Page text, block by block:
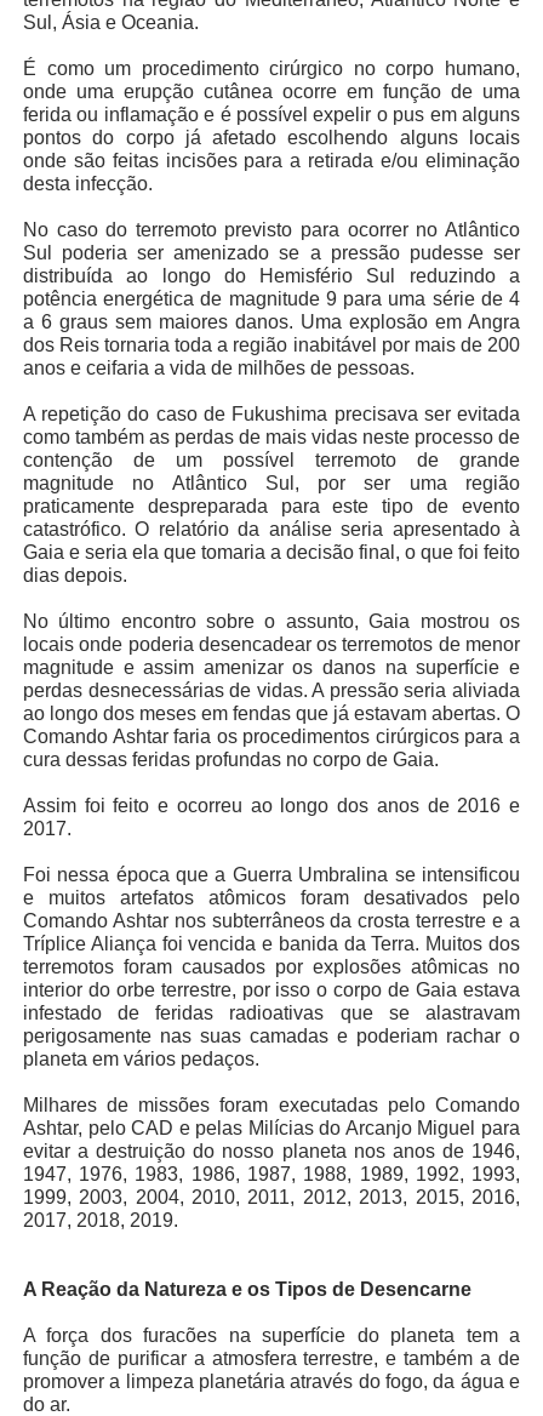
Sul, Ásia e Oceania.
É como um procedimento cirúrgico no corpo humano,
onde uma erupção cutânea ocorre em função de uma
ferida ou inflamação e é possível expelir o pus em alguns
pontos do corpo já afetado escolhendo alguns locais
onde são feitas incisões para a retirada e/ou eliminação
desta infecção.
No caso do terremoto previsto para ocorrer no Atlântico
Sul poderia ser amenizado se a pressão pudesse ser
distribuída ao longo do Hemisfério Sul reduzindo a
potência energética de magnitude 9 para uma série de 4
a 6 graus sem maiores danos. Uma explosão em Angra
dos Reis tornaria toda a região inabitável por mais de 200
anos e ceifaria a vida de milhões de pessoas.
A repetição do caso de Fukushima precisava ser evitada
como também as perdas de mais vidas neste processo de
contenção de um possível terremoto de grande
magnitude no Atlântico Sul, por ser uma região
praticamente despreparada para este tipo de evento
catastrófico. O relatório da análise seria apresentado à
Gaia e seria ela que tomaria a decisão final, o que foi feito
dias depois.
No último encontro sobre o assunto, Gaia mostrou os
locais onde poderia desencadear os terremotos de menor
magnitude e assim amenizar os danos na superfície e
perdas desnecessárias de vidas. A pressão seria aliviada
ao longo dos meses em fendas que já estavam abertas. O
Comando Ashtar faria os procedimentos cirúrgicos para a
cura dessas feridas profundas no corpo de Gaia.
Assim foi feito e ocorreu ao longo dos anos de 2016 e
2017.
Foi nessa época que a Guerra Umbralina se intensificou
e muitos artefatos atômicos foram desativados pelo
Comando Ashtar nos subterrâneos da crosta terrestre e a
Tríplice Aliança foi vencida e banida da Terra. Muitos dos
terremotos foram causados por explosões atômicas no
interior do orbe terrestre, por isso o corpo de Gaia estava
infestado de feridas radioativas que se alastravam
perigosamente nas suas camadas e poderiam rachar o
planeta em vários pedaços.
Milhares de missões foram executadas pelo Comando
Ashtar, pelo CAD e pelas Milícias do Arcanjo Miguel para
evitar a destruição do nosso planeta nos anos de 1946,
1947, 1976, 1983, 1986, 1987, 1988, 1989, 1992, 1993,
1999, 2003, 2004, 2010, 2011, 2012, 2013, 2015, 2016,
2017, 2018, 2019.
A Reação da Natureza e os Tipos de Desencarne
A força dos furacões na superfície do planeta tem a
função de purificar a atmosfera terrestre, e também a de
promover a limpeza planetária através do fogo, da água e
do ar.